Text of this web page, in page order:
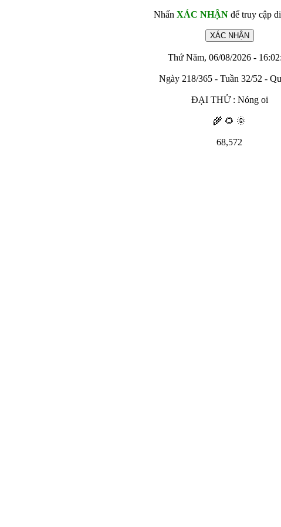
Nhấn XÁC NHẬNđể truy cập
Thứ Năm, 06/08/2026 -
Ngày 218/365 - Tuần 32/52 -
ĐẠI THỬ : Nóng oi
🌾 🌻 🌞
68,572